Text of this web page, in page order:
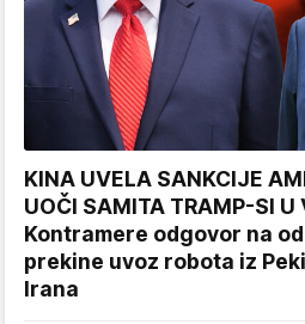
KINA UVELA SANKCIJE
UOČI SAMITA TRAMP-SI U
Kontramere odgovor na
prekine uvoz robota iz
Irana